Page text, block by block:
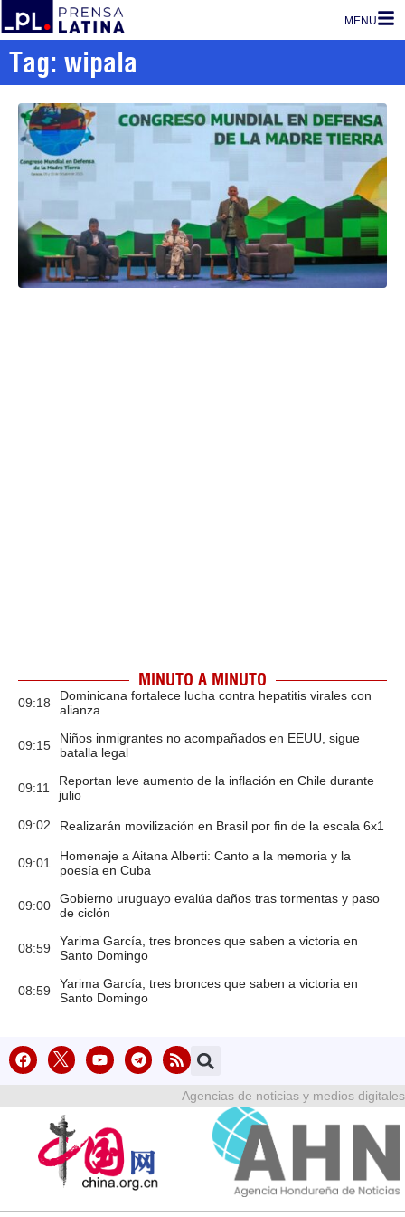
MENU
Tag: wipala
MINUTO A MINUTO
09:18
Dominicana fortalece lucha contra hepatitis virales con
alianza
09:15
Niños inmigrantes no acompañados en EEUU, sigue
batalla legal
09:11
Reportan leve aumento de la inflación en Chile durante
julio
09:02 Realizarán movilización en Brasil por fin de la escala 6x1
09:01
Homenaje a Aitana Alberti: Canto a la memoria y la
poesía en Cuba
09:00
Gobierno uruguayo evalúa daños tras tormentas y paso
de ciclón
08:59
Yarima García, tres bronces que saben a victoria en
Santo Domingo
08:59
Yarima García, tres bronces que saben a victoria en
Santo Domingo
Agencias de noticias y medios digitales